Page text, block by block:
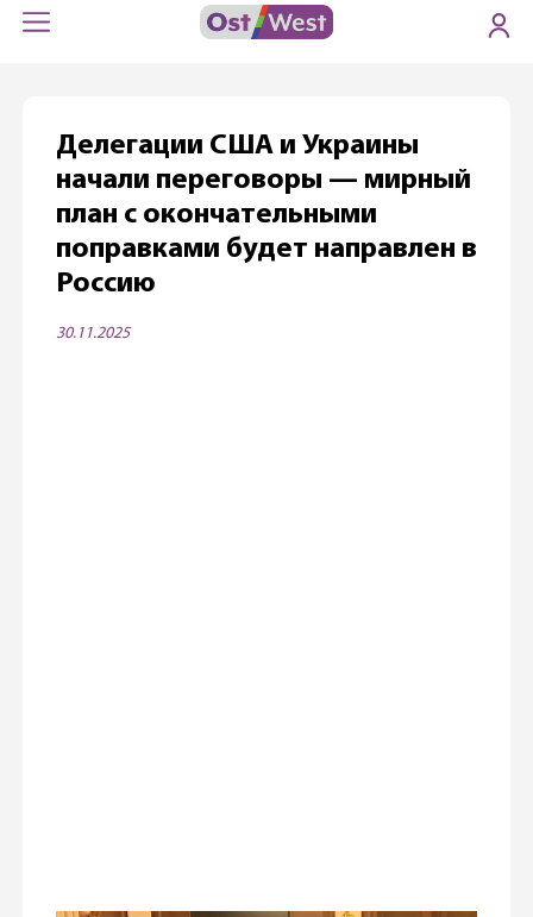
Делегации США и Украины
начали переговоры — мирный
план с окончательными
поправками будет направлен в
Россию
30.11.2025